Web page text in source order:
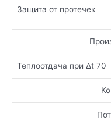
Защита от протечек
Теплоотдача при Δt 70